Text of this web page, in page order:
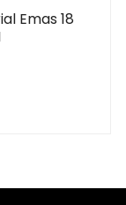
Emas 18